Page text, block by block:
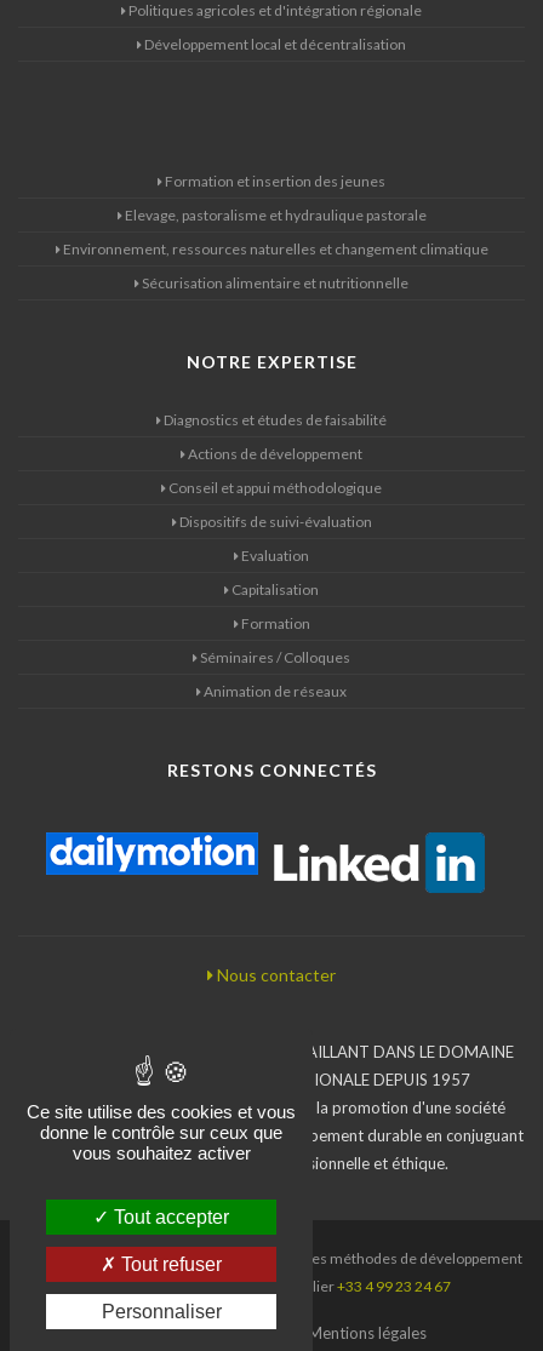
Politiques agricoles et d'intégration régionale
Développement local et décentralisation
Formation et insertion des jeunes
Elevage, pastoralisme et hydraulique pastorale
Environnement, ressources naturelles et changement climatique
Sécurisation alimentaire et nutritionnelle
NOTRE EXPERTISE
Diagnostics et études de faisabilité
Actions de développement
Conseil et appui méthodologique
Dispositifs de suivi-évaluation
Evaluation
Capitalisation
Formation
Séminaires / Colloques
Animation de réseaux
RESTONS CONNECTÉS
Nous contacter
BUREAU D'ÉTUDES ASSOCIATIF TRAVAILLANT DANS LE DOMAINE
DE LA COOPÉRATION INTERNATIONALE DEPUIS 1957
L'Iram inscrit son action dans le sens de la promotion d'une société
moins inégalitaire en faveur d'un développement durable en conjuguant
compétences, exigence professionnelle et éthique.
Iram, Institut de recherche et d'applications des méthodes de développement
- Paris+33 1 44 08 67 67- Montpellier+33 4 99 23 24 67
© Iram, 1957 -2016 Mentions légales
Ce site utilise des cookies et vous
donne le contrôle sur ceux que
vous souhaitez activer
Tout accepter
Tout refuser
Personnaliser